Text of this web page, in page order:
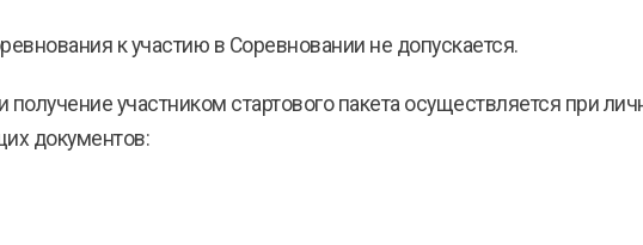
к участию в Соревновании не допускается.
участником стартового пакета осуществляется при
документов: